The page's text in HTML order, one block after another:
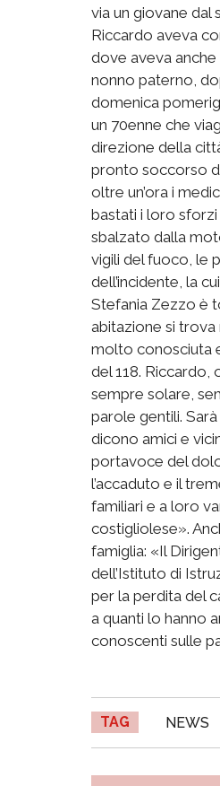
via un giovane dal
Riccardo aveva
dove aveva
nonno paterno,
domenica
un 70enne che
direzione della
pronto soccorso
oltre un’ora i
bastati i loro
sbalzato dalla
vigili del fuoco, le
dell’incidente, la
Stefania Zezzo è
abitazione si
molto conosciuta
del 118. Riccardo,
sempre solare,
parole gentili.
dicono amici e
portavoce del
l’accaduto e il
familiari e a loro
costigliolese».
famiglia: «Il
dell’Istituto di
per la perdita del
a quanti lo hanno
conoscenti sulle
TAG NEWS